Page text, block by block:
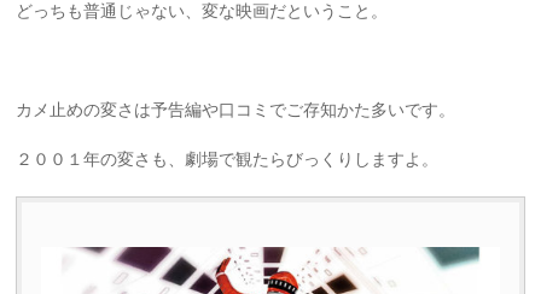
どっちも普通じゃない、変な映画だということ。
カメ止めの変さは予告編や口コミでご存知かた多いです。
２００１年の変さも、劇場で観たらびっくりしますよ。